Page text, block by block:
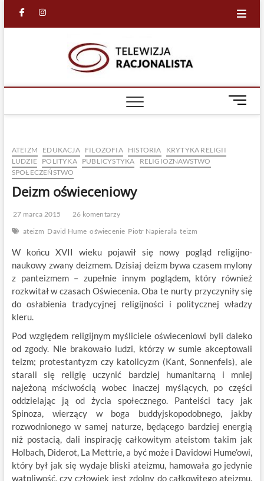
facebook
in
M
e
ATEIZM EDUKACJA FILOZOFIA HISTORIA
KRYTYKA RELIGII
LUDZIE
POLITYKA PUBLICYSTYKA
RELIGIOZNAWSTWO
SPOŁECZEŃSTWO
Deizm oświeceniowy
27 marca 2015
26 komentarzy
ateizm David Hume oświecenie Piotr Napierała teizm
W końcu XVII wieku pojawił się nowy pogląd religijno-
naukowy zwany deizmem. Dzisiaj deizm bywa czasem mylony
z panteizmem – zupełnie innym poglądem, który również
rozkwitał w czasach Oświecenia. Oba te nurty przyczyniły się
do osłabienia tradycyjnej religijności i politycznej władzy
kleru.
Pod względem religijnym myśliciele oświeceniowi byli daleko
od zgody. Nie brakowało ludzi, którzy w sumie akceptowali
teizm; protestantyzm czy katolicyzm (Kant, Sonnenfels), ale
starali się religię uczynić bardziej humanitarną i mniej
najeżoną mściwością wobec inaczej myślących, po części
oddzielając ją od życia społecznego. Panteiści tacy jak
Spinoza, wierzący w boga buddyjskopodobnego, jakby
rozwodnionego w samej naturze, będącego bardziej energią
niż postacią, dali inspirację całkowitym ateistom takim jak
Holbach, Diderot, La Mettrie, a być może i Davidowi Hume’owi,
który był jak się wydaje bliski ateizmu, hamowała go jedynie
wątpliwość, czy człowiek jest zdolny do całkowitego ateizmu.